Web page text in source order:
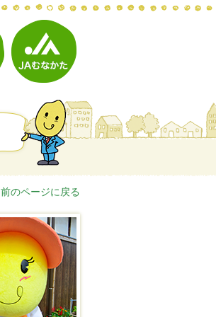
前のページに戻る